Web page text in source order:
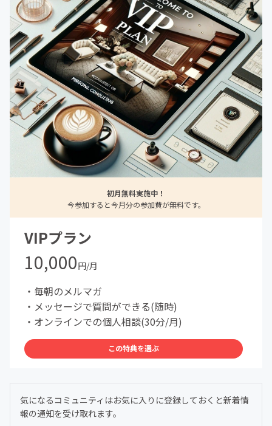
初月無料実施中！
今参加すると今月分の参加費が無料です。
VIPプラン
10,000円/月
・毎朝のメルマガ
・メッセージで質問ができる(随時)
・オンラインでの個人相談(30分/月)
この特典を選ぶ
気になるコミュニティはお気に入りに登録しておくと新着情
報の通知を受け取れます。